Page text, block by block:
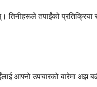
तिनीहरूले तपाईंको
आफ्नो उपचारको बारेमा अझ